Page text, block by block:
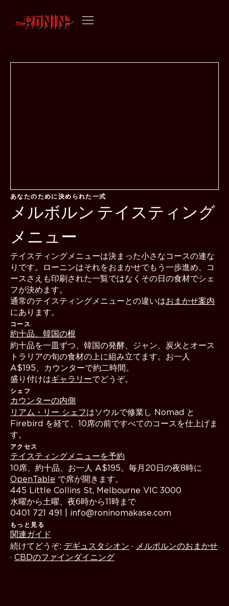
あなたのために決められた一式
メルボルン テイスティング
メニュー
テイスティングメニューは決まった小さなコースの連な
りです。ローニンはそれをおまかせでもう一歩進め、コ
ースさえも印刷された一覧ではなくその日の食材でシェ
フが決めます。
通常のテイスティングメニューとの違いはおまかせ案内
にあります。
コース
約十品、韓国の根
約十品を一皿ずつ、韓国の発酵、ジャン、炭火とオース
トラリアの旬の食材の上に組み立てます。お一人
A$195、カウンターで約二時間。
盛り付けはギャラリーでどうぞ。
シェフ
カウンターの内側
リアム・リー シェフはソウルで修業し Nomad と
Firebird を経て、10席の前ですべてのコースを仕上げま
す。
アクセス
テイスティングメニューを予約
10席、約十品、お一人 A$195。毎月20日の夜8時に
OpenTable で席が開きます。
445 Little Collins St, Melbourne VIC 3000
水曜から土曜、夜6時から11時まで
0401 721 491 | info@roninomakase.com
もっと見る
関連ガイド
続けてどうぞ: デギュスタシオン · メルボルンのおまかせ
· CBDのファインダイニング